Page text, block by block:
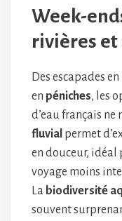
Week-
rivières et
Des escapades en
en péniches, les
d’eau français ne
fluvial permet
en douceur, idéal
voyage moins
La biodiversité
souvent